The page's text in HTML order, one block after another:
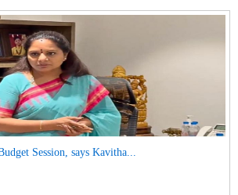
Session, says Kavitha...